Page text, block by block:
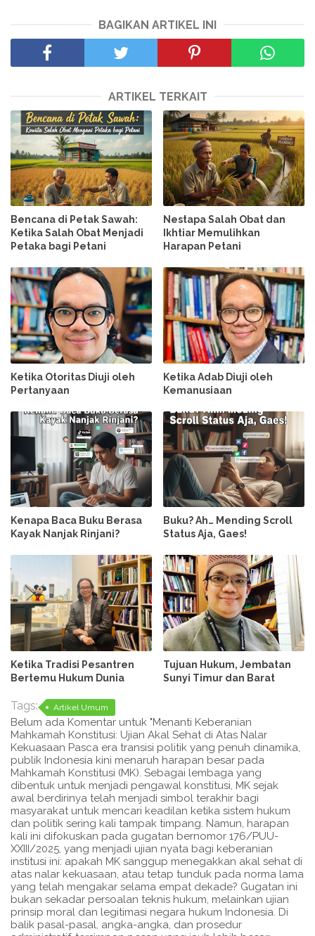
BAGIKAN ARTIKEL INI
ARTIKEL TERKAIT
Bencana di Petak Sawah:
Ketika Salah Obat Menjadi
Petaka bagi Petani
Nestapa Salah Obat dan
Ikhtiar Memulihkan
Harapan Petani
Ketika Otoritas Diuji oleh
Pertanyaan
Ketika Adab Diuji oleh
Kemanusiaan
Kenapa Baca Buku Berasa
Kayak Nanjak Rinjani?
Buku? Ah… Mending Scroll
Status Aja, Gaes!
Ketika Tradisi Pesantren
Bertemu Hukum Dunia
Tujuan Hukum, Jembatan
Sunyi Timur dan Barat
Tags: Artikel Umum
Belum ada Komentar untuk "Menanti Keberanian
Mahkamah Konstitusi: Ujian Akal Sehat di Atas Nalar
Kekuasaan Pasca era transisi politik yang penuh dinamika,
publik Indonesia kini menaruh harapan besar pada
Mahkamah Konstitusi (MK). Sebagai lembaga yang
dibentuk untuk menjadi pengawal konstitusi, MK sejak
awal berdirinya telah menjadi simbol terakhir bagi
masyarakat untuk mencari keadilan ketika sistem hukum
dan politik sering kali tampak timpang. Namun, harapan
kali ini difokuskan pada gugatan bernomor 176/PUU-
XXIII/2025, yang menjadi ujian nyata bagi keberanian
institusi ini: apakah MK sanggup menegakkan akal sehat di
atas nalar kekuasaan, atau tetap tunduk pada norma lama
yang telah mengakar selama empat dekade? Gugatan ini
bukan sekadar persoalan teknis hukum, melainkan ujian
prinsip moral dan legitimasi negara hukum Indonesia. Di
balik pasal-pasal, angka-angka, dan prosedur